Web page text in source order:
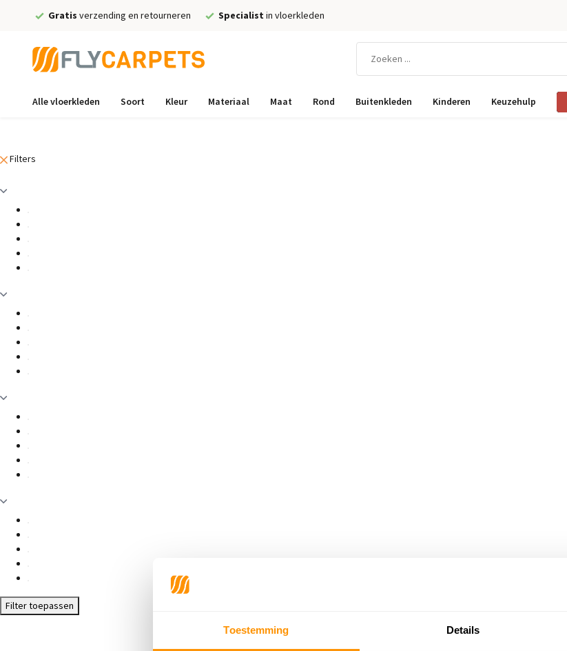
Toestemming Details
Gratis verzending en retourneren Specialist in vloerkleden
Alle vloerkleden Soort Kleur Materiaal Maat Rond Buitenkleden Kinderen Keuzehulp
Filters
Filter toepassen